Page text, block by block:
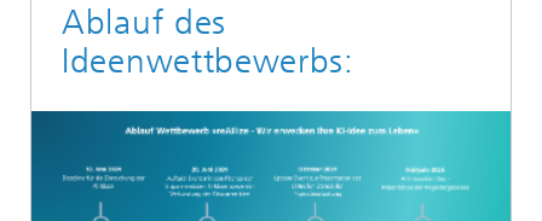
Ablauf des
Ideenwettbewerbs: